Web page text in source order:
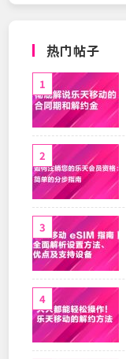
热门帖子